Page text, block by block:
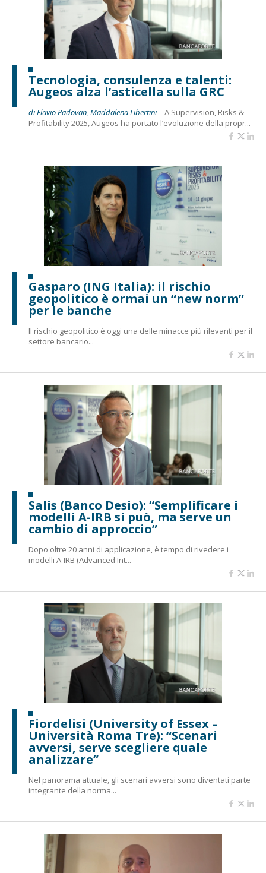
Tecnologia, consulenza e talenti:
Augeos alza l’asticella sulla GRC
di Flavio Padovan, Maddalena Libertini -A Supervision, Risks &
Profitability 2025, Augeos ha portato l’evoluzione della propr...
Gasparo (ING Italia): il rischio
geopolitico è ormai un “new norm”
per le banche
Il rischio geopolitico è oggi una delle minacce più rilevanti per il
settore bancario...
Salis (Banco Desio): “Semplificare i
modelli A-IRB si può, ma serve un
cambio di approccio”
Dopo oltre 20 anni di applicazione, è tempo di rivedere i
modelli A-IRB (Advanced Int...
Fiordelisi (University of Essex –
Università Roma Tre): “Scenari
avversi, serve scegliere quale
analizzare”
Nel panorama attuale, gli scenari avversi sono diventati parte
integrante della norma...